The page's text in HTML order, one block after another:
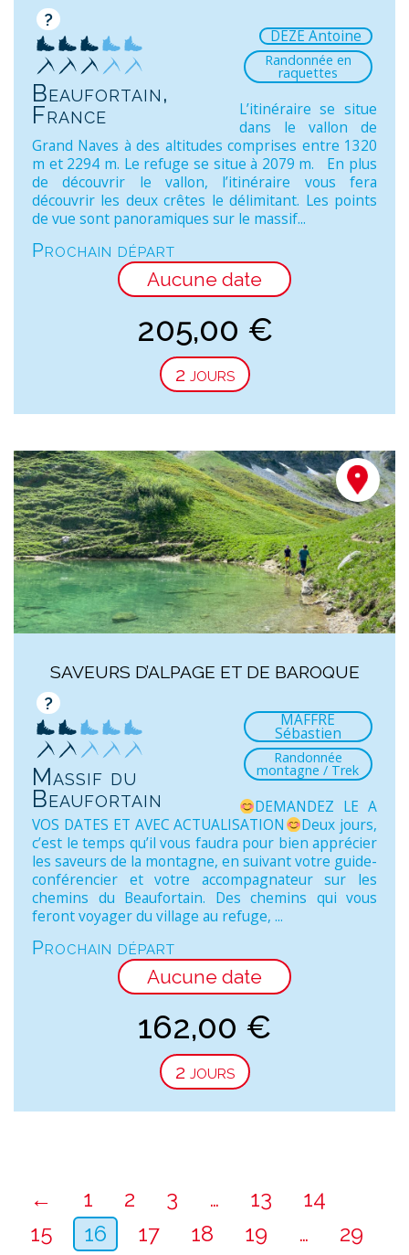
?
Beaufortain,
France
DEZE Antoine
Randonnée en
raquettes
L’itinéraire se situe
dans le vallon de
Grand Naves à des altitudes comprises entre 1320
m et 2294 m. Le refuge se situe à 2079 m. En plus
de découvrir le vallon, l’itinéraire vous fera
découvrir les deux crêtes le délimitant. Les points
de vue sont panoramiques sur le massif...
Prochain départ
Aucune date
205,00 €
2 jours
SAVEURS D’ALPAGE ET DE BAROQUE
?
Massif du
Beaufortain
MAFFRE
Sébastien
Randonnée
montagne / Trek
DEMANDEZ LE A
VOS DATES ET AVEC ACTUALISATION
Deux jours,
c’est le temps qu’il vous faudra pour bien apprécier
les saveurs de la montagne, en suivant votre guide-
conférencier et votre accompagnateur sur les
chemins du Beaufortain. Des chemins qui vous
feront voyager du village au refuge, ...
Prochain départ
Aucune date
162,00 €
2 jours
← 1 2 3 … 13
14
15
16 17 18 19 …
29